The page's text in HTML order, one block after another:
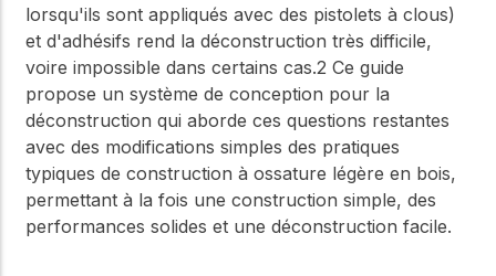
lorsqu'ils sont appliqués avec des pistolets à clous)
et d'adhésifs rend la déconstruction très difficile,
voire impossible dans certains cas.2 Ce guide
propose un système de conception pour la
déconstruction qui aborde ces questions restantes
avec des modifications simples des pratiques
typiques de construction à ossature légère en bois,
permettant à la fois une construction simple, des
performances solides et une déconstruction facile.